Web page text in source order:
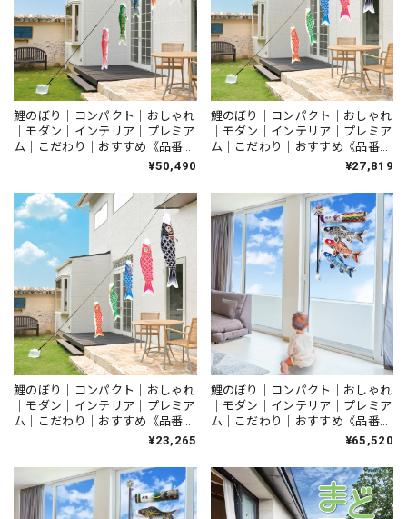
鯉のぼり｜コンパクト｜おしゃれ
｜モダン｜インテリア｜プレミア
ム｜こだわり｜おすすめ《品番》
LSTK012 《品名》easyおてがる
¥50,490
鯉のぼり｜コンパクト｜おしゃれ
｜モダン｜インテリア｜プレミア
ム｜こだわり｜おすすめ《品番》
LSKG015 《品名》easyおてが
¥27,819
鯉のぼり｜コンパクト｜おしゃれ
｜モダン｜インテリア｜プレミア
ム｜こだわり｜おすすめ《品番》
LSKG012 《品名》easyおてが
¥23,265
鯉のぼり｜コンパクト｜おしゃれ
｜モダン｜インテリア｜プレミア
ム｜こだわり｜おすすめ《品番》
127-007 《品名》空に泳ぐ室内
¥65,520